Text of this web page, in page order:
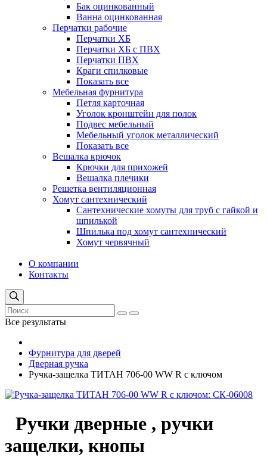
Бак оцинкованный
Ванна оцинкованная
Перчатки рабочие
Перчатки ХБ
Перчатки ХБ с ПВХ
Перчатки ПВХ
Краги спилковые
Показать все
Мебельная фурнитура
Петля карточная
Уголок кронштейн для полок
Подвес мебельный
Мебельный уголок металлический
Показать все
Вешалка крючок
Крючки для прихожей
Вешалка плечики
Решетка вентиляционная
Хомут сантехнический
Сантехнические хомуты для труб с гайкой и
шпилькой
Шпилька под хомут сантехнический
Хомут червячный
О компании
Контакты
Все результаты
Фурнитура для дверей
Дверная ручка
Ручка-защелка ТИТАН 706-00 WW R с ключом
Ручки дверные , ручки
защелки, кнопы